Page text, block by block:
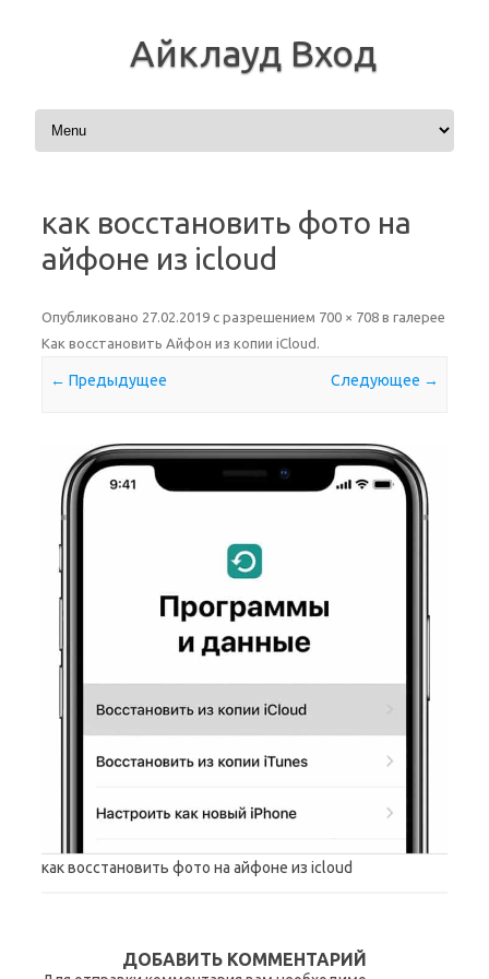
Айклауд Вход
Перейти к содержимому
как восстановить фото на
айфоне из icloud
Опубликовано 27.02.2019 с разрешением 700 × 708 в галерее
Как восстановить Айфон из копии iCloud .
← Предыдущее Следующее →
как восстановить фото на айфоне из icloud
ДОБАВИТЬ КОММЕНТАРИЙ